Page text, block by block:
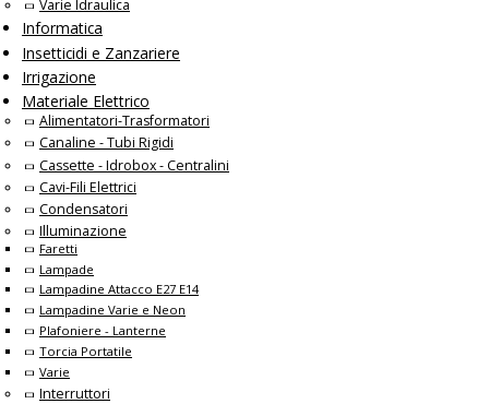
Varie Idraulica
Informatica
Insetticidi e Zanzariere
Irrigazione
Materiale Elettrico
Alimentatori-Trasformatori
Canaline - Tubi Rigidi
Cassette - Idrobox - Centralini
Cavi-Fili Elettrici
Condensatori
Illuminazione
Faretti
Lampade
Lampadine Attacco E27 E14
Lampadine Varie e Neon
Plafoniere - Lanterne
Torcia Portatile
Varie
Interruttori